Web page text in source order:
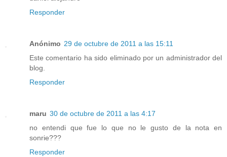
Responder
Anónimo 29 de octubre de 2011 a las 15:11
Este comentario ha sido eliminado por un administrador del
blog.
Responder
maru 30 de octubre de 2011 a las 4:17
no entendi que fue lo que no le gusto de la nota en
sonrie???
Responder